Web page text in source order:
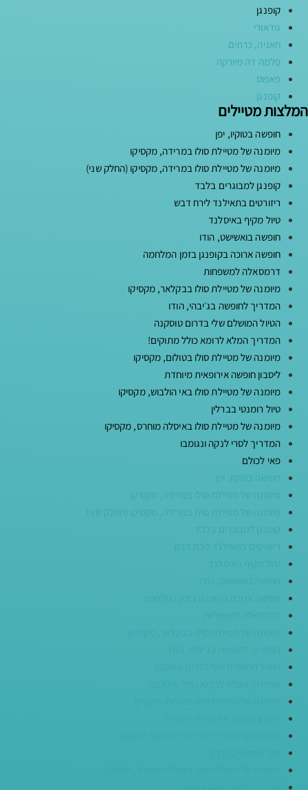
קופנגן
גודאורי
חאניה, כרתים
פלמה דה מיורקה
פאפוס
קופנגן
המלצות מטיילים
חופשה בטוקיו, יפן
מיומנה של מטיילת סולו במרידה, מקסיקו
מיומנה של מטיילת סולו במרידה, מקסיקו (החלק שני)
קופנגן למבוגרים בלבד
ריזורטים בתאילנד לירח דבש
טיול מקיף באיסלנד
חופשה בואשישט, הודו
חופשה ארוכה בקופנגן בזמן המלחמה
דרמסאלה למשפחות
מיומנה של מטיילת סולו בבקלאר, מקסיקו
המדריך לחופשה בג׳יבהי, הודו
הטיול המושלם שלי בדרום טוסקנה
המדריך המלא לרומא כולל מתוקים!
מיומנה של מטיילת סולו בטולום, מקסיקו
ליסבון חופשה אירופאית מיוחדת
מיומנה של מטיילת סולו באי הולבוש, מקסיקו
טיול רומנטי בברלין
מיומנה של מטיילת סולו באיסלה מוחרס, מקסיקו
המדריך לסרי לנקה ונגומבו
פאי לכולם
חופשה בטוקיו, יפן
מיומנה של מטיילת סולו במרידה, מקסיקו
מיומנה של מטיילת סולו במרידה, מקסיקו (החלק שני)
קופנגן למבוגרים בלבד
ריזורטים בתאילנד לירח דבש